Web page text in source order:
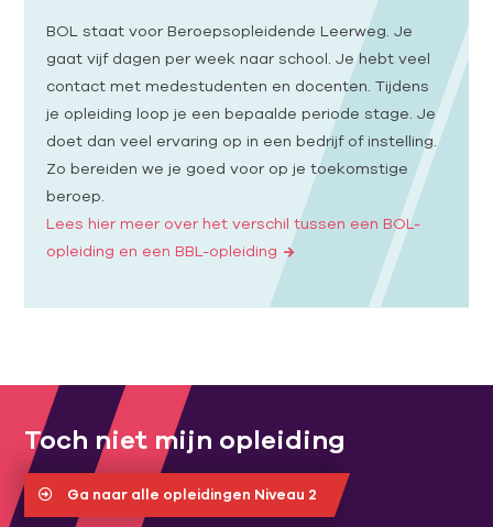
BOL staat voor Beroepsopleidende Leerweg. Je
gaat vijf dagen per week naar school. Je hebt veel
contact met medestudenten en docenten. Tijdens
je opleiding loop je een bepaalde periode stage. Je
doet dan veel ervaring op in een bedrijf of instelling.
Zo bereiden we je goed voor op je toekomstige
beroep.
Lees hier meer over het verschil tussen een BOL-
opleiding en een BBL-opleiding
Toch niet mijn opleiding
Ga naar alle opleidingen Niveau 2